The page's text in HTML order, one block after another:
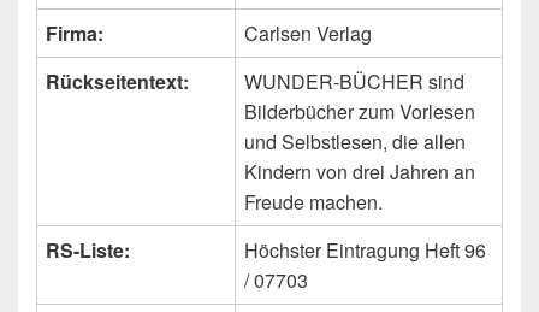
Firma:
Carlsen Verlag
Rückseitentext:
WUNDER-BÜCHER sind
Bilderbücher zum Vorlesen
und Selbstlesen, die allen
Kindern von drei Jahren an
Freude machen.
RS-Liste:
Höchster Eintragung Heft 96
/ 07703